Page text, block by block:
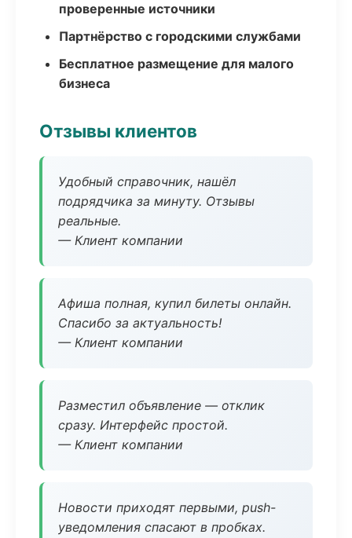
проверенные источники
Партнёрство с городскими службами
Бесплатное размещение для малого
бизнеса
Отзывы клиентов
Удобный справочник, нашёл
подрядчика за минуту. Отзывы
реальные.
— Клиент компании
Афиша полная, купил билеты онлайн.
Спасибо за актуальность!
— Клиент компании
Разместил объявление — отклик
сразу. Интерфейс простой.
— Клиент компании
Новости приходят первыми, push-
уведомления спасают в пробках.